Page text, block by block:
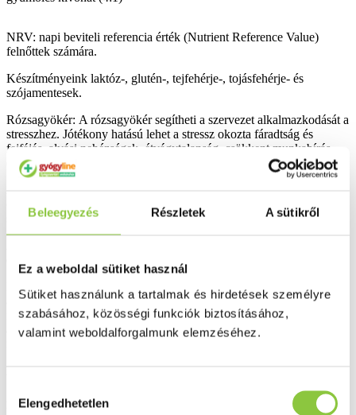
Beleegyezés Részletek A sütikről
Ez a weboldal sütiket használ
Sütiket használunk a tartalmak és hirdetések személyre
szabásához, közösségi funkciók biztosításához,
valamint weboldalforgalmunk elemzéséhez.
kiválasztása
Elengedhetetlen
NRV: napi beviteli referencia érték (Nutrient Reference Value)
felnőttek számára.
Készítményeink laktóz-, glutén-, tejfehérje-, tojásfehérje- és
szójamentesek.
Rózsagyökér: A rózsagyökér segítheti a szervezet alkalmazkodását a
stresszhez. Jótékony hatású lehet a stressz okozta fáradtság és
fejfájás, alvási nehézségek, étvágytalanság, csökkent munkabírás
esetén.
optimális pihenést és az elalvást, fokozhatja a szervezet stresszel
szembeni védekezőképességét, segítheti a stressz kezelését.
Kínai kúszómagnólia: A kínai kúszómagnólia tonizáló hatású
adaptogén gyógynövény. Hozzá­járul a fizikai és mentális jólét
fenntartásához. Fokozhatja a szervezet stresszel szembeni
alkalmazkodóképességét, a fizikai és mentális ellenállóképesség
Az LXR ANTI-STRESSZ KOMPLEX étrend-kiegészítő